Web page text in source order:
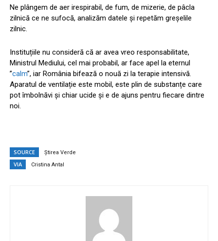
Ne plângem de aer irespirabil, de fum, de mizerie, de pâcla
zilnică ce ne sufocă, analizăm datele și repetăm greșelile
zilnic.
Instituțiile nu consideră că ar avea vreo responsabilitate,
Ministrul Mediului, cel mai probabil, ar face apel la eternul
”calm”, iar România bifează o nouă zi la terapie intensivă.
Aparatul de ventilație este mobil, este plin de substanțe care
pot îmbolnăvi și chiar ucide și e de ajuns pentru fiecare dintre
noi.
SOURCE Știrea Verde
VIA Cristina Antal